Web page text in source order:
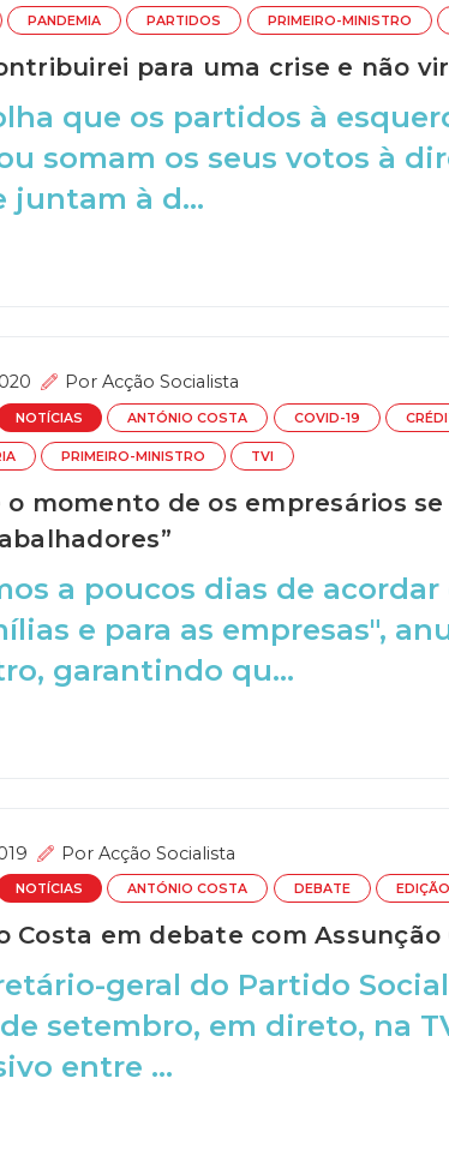
PANDEMIA PARTIDOS PRIMEIRO-MINISTRO
para uma crise e não
que os partidos à
somam os seus votos à
juntam à d...
Por Acção Socialista
NOTÍCIAS ANTÓNIO COSTA COVID-19
PRIMEIRO-MINISTRO TVI
o momento de os empresários
a poucos dias de
e para as empresas",
garantindo qu...
Por Acção Socialista
NOTÍCIAS ANTÓNIO COSTA DEBATE
Costa em debate com Assunção
geral do Partido
de setembro, em direto, na
entre ...